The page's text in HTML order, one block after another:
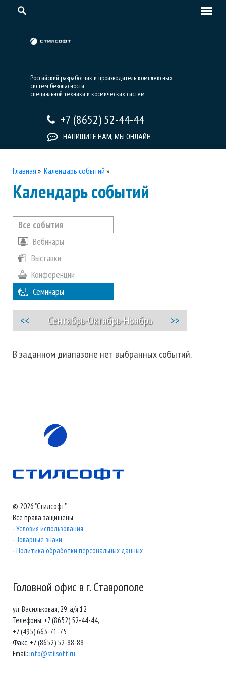
Российский разработчик и производитель комплексных
систем безопасности,
специальной техники и космических систем
+7 (8652) 52-44-44
НАПИШИТЕ НАМ, МЫ ОНЛАЙН
Главная » Календарь событий »
Календарь событий
Все события
Вебинары
Выставки
Конференции
Семинары
<< Сентябрь-Октябрь-Ноябрь >>
В заданном диапазоне нет выбранных событий.
© 2026 "Стилсофт".
Все права защищены.
-Условия использования
- Товарные знаки
-Политика обработки персональных данных
Головной офис в г. Ставрополе
ул. Васильковая, 29, а/я 12
Телефоны: +7 (8652) 52-44-44,
+7 (495) 663-71-75
Факс: +7 (8652) 52-88-88
Email:info@stilsoft.ru